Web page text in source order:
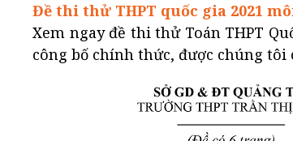
Đề thi thử THPT quốc gia 2021
Xem ngay đề thi thử Toán THPT
công bố chính thức, được chúng tôi